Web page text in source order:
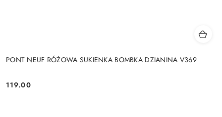
PONT NEUF RÓŻOWA SUKIENKA BOMBKA DZIANINA V369
Cena:
119.00